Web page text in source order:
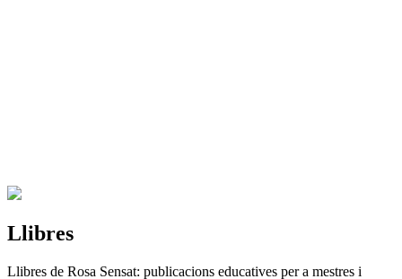
Llibres
Llibres de Rosa Sensat: publicacions educatives per a mestres i